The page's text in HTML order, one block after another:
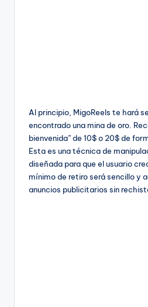
Al principio, MigoReels te hará
encontrado una mina de oro.
bienvenida” de 10$ o 20$ de
Esta es una técnica de
diseñada para que el usuario
mínimo de retiro será sencillo y
anuncios publicitarios sin